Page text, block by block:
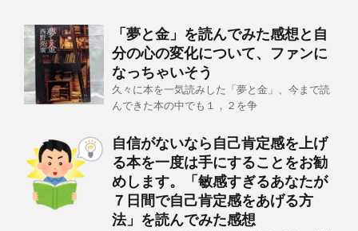
「夢と金」を読んでみた感想と自
分の心の変化について、ファンに
なっちゃいそう
久々に本を一気読みした「夢と金」、今まで読
んできた本の中でも１，２を争
自信がないなら自己肯定感を上げ
る本を一度は手にすることをお勧
めします。「敏感すぎるあなたが
７日間で自己肯定感をあげる方
法」を読んでみた感想